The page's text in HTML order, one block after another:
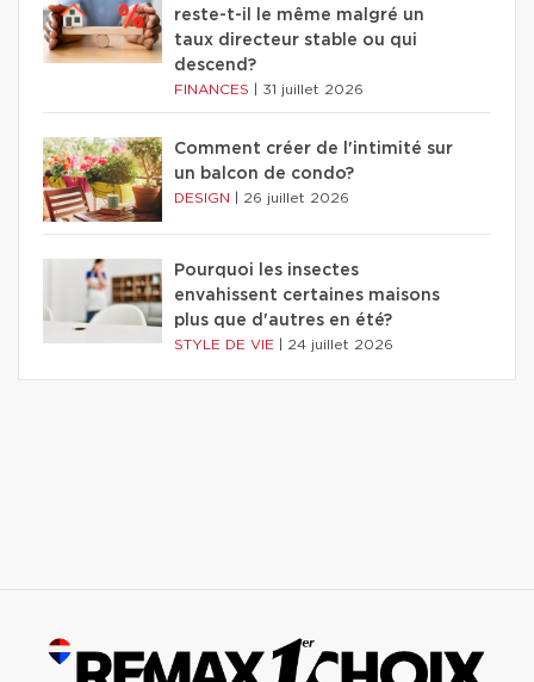
reste-t-il le même malgré un
taux directeur stable ou qui
descend?
FINANCES 31 juillet 2026
Comment créer de l'intimité sur
un balcon de condo?
DESIGN 26 juillet 2026
Pourquoi les insectes
envahissent certaines maisons
plus que d'autres en été?
STYLE DE VIE 24 juillet 2026